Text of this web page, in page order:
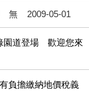
無 2009-05-01
園道登場 歡迎您來
負擔繳納地價稅義